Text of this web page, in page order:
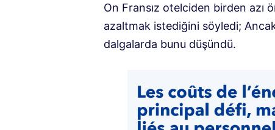
On Fransız otelciden birden azı
azaltmak istediğini söyledi;
dalgalarda bunu düşündü.